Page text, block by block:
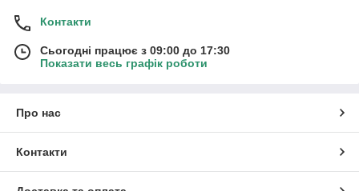
Контакти
Сьогодні працює з 09:00 до 17:30
Показати весь графік роботи
Про нас
Контакти